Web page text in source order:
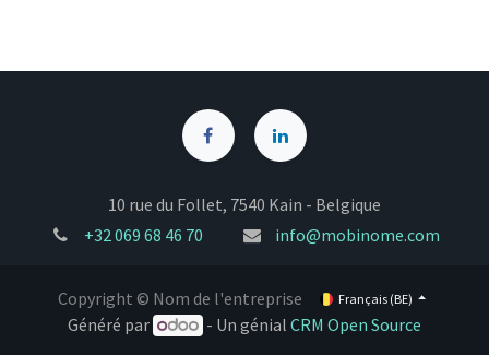
10 rue du Follet, 7540 Kain - Belgique
+32 069 68 46 70 info@mobinome.com
Copyright © Nom de l'entreprise Français (BE)
Généré par - Un génialCRM Open Source